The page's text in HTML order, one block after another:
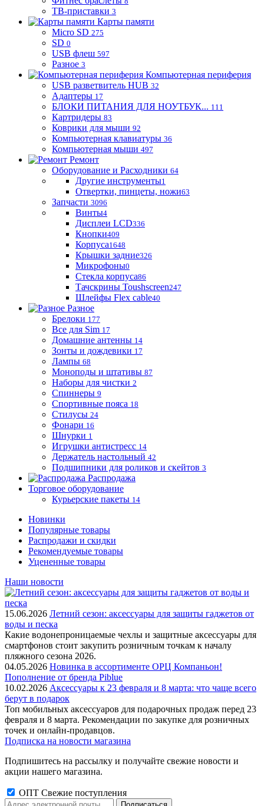
ТВ-приставки 3
Карты памяти
Micro SD 275
SD 0
USB флеш 597
Разное 3
Компьютерная периферия
USB разветвитель HUB 32
Адаптеры 17
БЛОКИ ПИТАНИЯ ДЛЯ НОУТБУК... 111
Картридеры 83
Коврики для мыши 92
Компьютерная клавиатуры 36
Компьютерная мыши 497
Ремонт
Оборудование и Расходники 64
Другие инструменты1
Отвертки, пинцеты, ножи63
Запчасти 3096
Винты4
Дисплеи LCD336
Кнопки409
Корпуса1648
Крышки задние326
Микрофоны0
Стекла корпуса86
Тачскрины Toushscreen247
Шлейфы Flex cable40
Разное
Брелоки 177
Все для Sim 17
Домашние антенны 14
Зонты и дождевики 17
Лампы 68
Моноподы и штативы 87
Наборы для чистки 2
Спиннеры 9
Спортивные пояса 18
Стилусы 24
Фонари 16
Шнурки 1
Игрушки антистресс 14
Держатель настольный 42
Подшипники для роликов и скейтов 3
Распродажа
Торговое оборудование
Курьерские пакеты 14
Новинки
Популярные товары
Распродажи и скидки
Рекомендуемые товары
Уцененные товары
Наши новости
15.06.2026 Летний сезон: аксессуары для защиты гаджетов от
воды и песка
Какие водонепроницаемые чехлы и защитные аксессуары для
смартфонов стоит закупить розничным точкам к началу
пляжного сезона 2026.
04.05.2026 Новинка в ассортименте OРЦ Компаньон!
Пополнение от бренда Piblue
10.02.2026 Аксессуары к 23 февраля и 8 марта: что чаще всего
берут в подарок
Топ мобильных аксессуаров для подарочных продаж перед 23
февраля и 8 марта. Рекомендации по закупке для розничных
точек и онлайн-продавцов.
Подписка на новости магазина
Подпишитесь на рассылку и получайте свежие новости и
акции нашего магазина.
ОПТ Свежие поступления